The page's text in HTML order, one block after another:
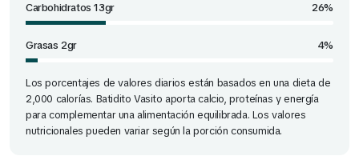
Carbohidratos 13gr 26%
Grasas 2gr 4%
Los porcentajes de valores diarios están basados en una dieta de
2,000 calorías. Batidito Vasito aporta calcio, proteínas y energía
para complementar una alimentación equilibrada. Los valores
nutricionales pueden variar según la porción consumida.